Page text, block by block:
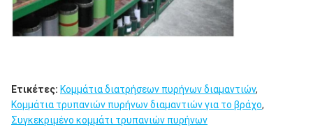
Ετικέτες: Κομμάτια διατρήσεων πυρήνων διαμαντιών,
Κομμάτια τρυπανιών πυρήνων διαμαντιών για το βράχο,
Συγκεκριμένο κομμάτι τρυπανιών πυρήνων